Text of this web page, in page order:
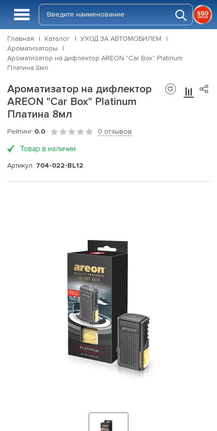
Главная Каталог
УХОД ЗА АВТОМОБИЛЕМ
Ароматизаторы
Ароматизатор на дифлектор AREON "Car Box" Platinum
Платина 8мл
Ароматизатор на дифлектор
AREON "Car Box" Platinum
Платина 8мл
Рейтинг 0.0 0 отзывов
Товар в наличии
Артикул: 704-022-BL12